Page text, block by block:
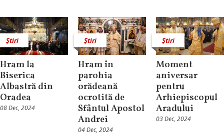
Știri
Hram la
Biserica
Albastră din
Oradea
08 Dec, 2024
Știri
Hram în
parohia
orădeană
ocrotită de
Sfântul Apostol
Andrei
04 Dec, 2024
Știri
Moment
aniversar
pentru
Arhiepiscopul
Aradului
03 Dec, 2024